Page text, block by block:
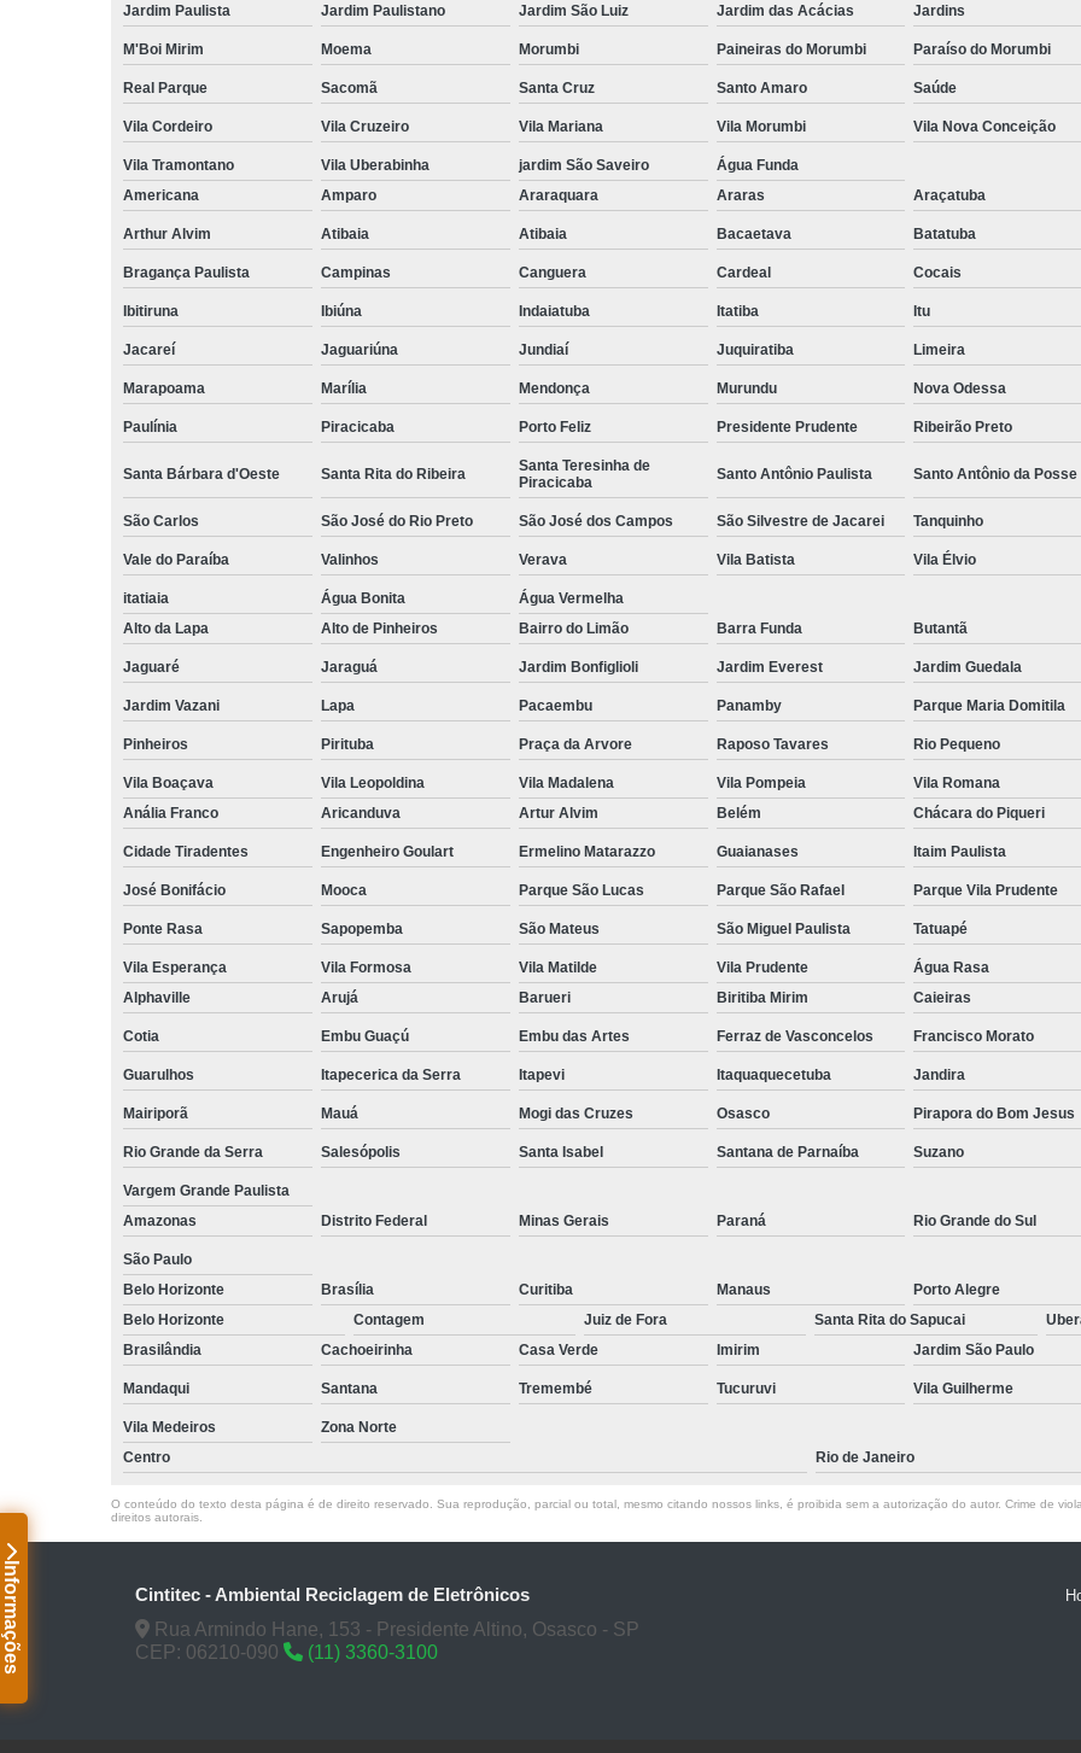
Informações
Jardim Paulista Jardim Paulistano Jardim São Luiz Jardim das Acácias Jardins
M'Boi Mirim Moema Morumbi Paineiras do Morumbi Paraíso do Morumbi
Real Parque Sacomã Santa Cruz Santo Amaro Saúde
Vila Cordeiro Vila Cruzeiro Vila Mariana Vila Morumbi Vila Nova Conceição
Vila Tramontano Vila Uberabinha jardim São Saveiro
Água Funda
Americana
Amparo Araraquara Araras Araçatuba
Arthur Alvim Atibaia Atibaia Bacaetava Batatuba
Bragança Paulista Campinas Canguera Cardeal Cocais
Ibitiruna Ibiúna Indaiatuba Itatiba Itu
Jacareí Jaguariúna Jundiaí Juquiratiba Limeira
Marapoama Marília Mendonça Murundu Nova Odessa
Paulínia Piracicaba Porto Feliz Presidente Prudente Ribeirão Preto
Santa Bárbara d'Oeste Santa Rita do Ribeira
Santa Teresinha de
Piracicaba
Santo Antônio Paulista Santo Antônio da Posse
São Carlos São José do Rio Preto São José dos Campos São Silvestre de Jacarei Tanquinho
Vale do Paraíba Valinhos Verava Vila Batista Vila Élvio
itatiaia Água Bonita
Água Vermelha
Alto da Lapa
Alto de Pinheiros Bairro do Limão Barra Funda Butantã
Jaguaré Jaraguá Jardim Bonfiglioli Jardim Everest Jardim Guedala
Jardim Vazani Lapa Pacaembu Panamby Parque Maria Domitila
Pinheiros Pirituba Praça da Arvore Raposo Tavares Rio Pequeno
Vila Boaçava Vila Leopoldina Vila Madalena Vila Pompeia Vila Romana
Anália Franco
Aricanduva Artur Alvim Belém Chácara do Piqueri
Cidade Tiradentes Engenheiro Goulart Ermelino Matarazzo Guaianases Itaim Paulista
José Bonifácio Mooca Parque São Lucas Parque São Rafael Parque Vila Prudente
Ponte Rasa Sapopemba São Mateus São Miguel Paulista Tatuapé
Vila Esperança Vila Formosa Vila Matilde Vila Prudente
Água Rasa
Alphaville
Arujá Barueri Biritiba Mirim Caieiras
Cotia Embu Guaçú Embu das Artes Ferraz de Vasconcelos Francisco Morato
Guarulhos Itapecerica da Serra Itapevi Itaquaquecetuba Jandira
Mairiporã Mauá Mogi das Cruzes Osasco Pirapora do Bom Jesus
Rio Grande da Serra Salesópolis Santa Isabel Santana de Parnaíba Suzano
Vargem Grande Paulista
Amazonas
Distrito Federal Minas Gerais Paraná Rio Grande do Sul
São Paulo
Belo Horizonte
Brasília Curitiba Manaus Porto Alegre
Belo Horizonte
Contagem Juiz de Fora Santa Rita do Sapucai
Brasilândia
Cachoeirinha Casa Verde Imirim Jardim São Paulo
Mandaqui Santana Tremembé Tucuruvi Vila Guilherme
Vila Medeiros
Zona Norte
Centro
Rio de Janeiro
O conteúdo do texto desta página é de direito reservado. Sua reprodução, parcial ou total, mesmo citando nossos links, é proibida sem a autorização do autor. Crime de
direitos autorais
Cintitec - Ambiental Reciclagem de Eletrônicos
Rua Armindo Hane, 153 - Presidente Altino, Osasco - SP
CEP: 06210-090
(11) 3360-3100